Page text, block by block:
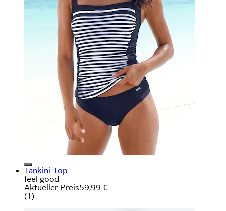
Tankini-Top
feel good
Aktueller Preis59,99 €
(1)